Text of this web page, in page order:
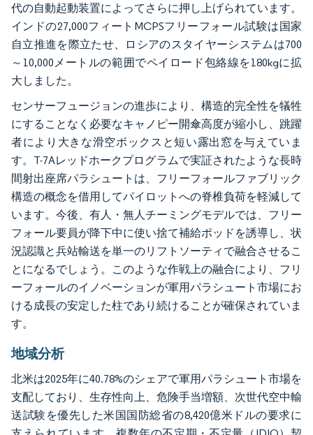
代の自動起動装置によってさらに押し上げられています。
インドの27,000フィートMCPSフリーフォール試験は国家
自立推進を際立たせ、ロシアのスタイヤーシステムは700
～10,000メートルの範囲でペイロード包絡線を180kgに拡
大しました。
センサーフュージョンの進歩により、構造的完全性を犠牲
にすることなく必要なキャノピー開傘高度が縮小し、跳躍
者により大きな滑空ボックスと短い露出窓を与えていま
す。T-7Aレッドホークプログラムで実証されたような長時
間射出座席パラシュートは、フリーフォールファブリック
構造の概念を借用してパイロットへの脊椎負荷を軽減して
います。今後、有人・無人チーミングモデルでは、フリー
フォール要員が降下中に使い捨て補給ポッドを誘導し、状
況認識と兵站輸送を単一のリフトソーティで融合させるこ
とになるでしょう。このような作戦上の融合により、フリ
ーフォールのイノベーションが軍用パラシュート市場にお
ける成長の安定した柱であり続けることが確保されていま
す。
地域分析
北米は2025年に40.78%のシェアで軍用パラシュート市場を
支配しており、生存性向上、危険手当増額、次世代空中輸
送試験を優先した米国国防総省の8,420億米ドルの要求に